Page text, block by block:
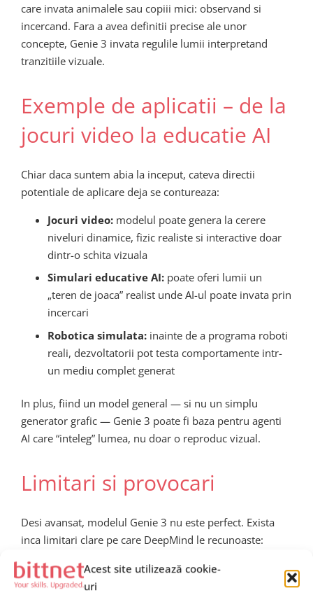
Acest site utilizează cookie-
uri
care invata animalele sau copiii mici: observand si
incercand. Fara a avea definitii precise ale unor
concepte, Genie 3 invata regulile lumii interpretand
tranzitiile vizuale.
Exemple de aplicatii – de la
jocuri video la educatie AI
Chiar daca suntem abia la inceput, cateva directii
potentiale de aplicare deja se contureaza:
Jocuri video:modelul poate genera la cerere
niveluri dinamice, fizic realiste si interactive doar
dintr-o schita vizuala
Simulari educative AI:poate oferi lumii un
„teren de joaca” realist unde AI-ul poate invata prin
incercari
Robotica simulata:inainte de a programa roboti
reali, dezvoltatorii pot testa comportamente intr-
un mediu complet generat
In plus, fiind un model general — si nu un simplu
generator grafic — Genie 3 poate fi baza pentru agenti
AI care “inteleg” lumea, nu doar o reproduc vizual.
Limitari si provocari
Desi avansat, modelul Genie 3 nu este perfect. Exista
inca limitari clare pe care DeepMind le recunoaste:
Rezolutie video limitata– simularile generate
nu sunt inca la nivel fotorealist